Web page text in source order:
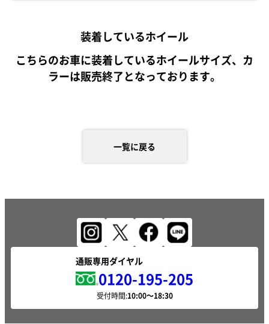
装着しているホイール
こちらのお車に装着しているホイールサイズ、カ
ラーは販売終了となっております。
一覧に戻る
通販専用ダイヤル
0120-195-205
受付時間: